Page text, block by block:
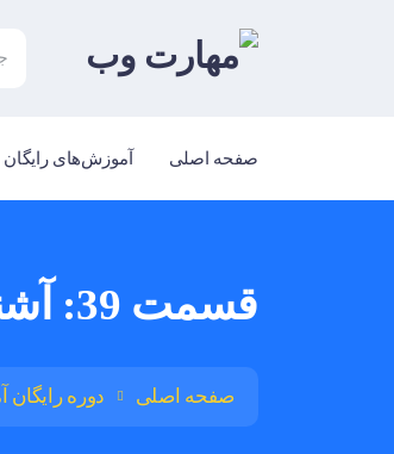
صفحه اصلی آموزش‌های رایگان
قسمت 39: آشنایی با تنظیمات گفت‌وگو در وردپرس
صفحه اصلی دوره